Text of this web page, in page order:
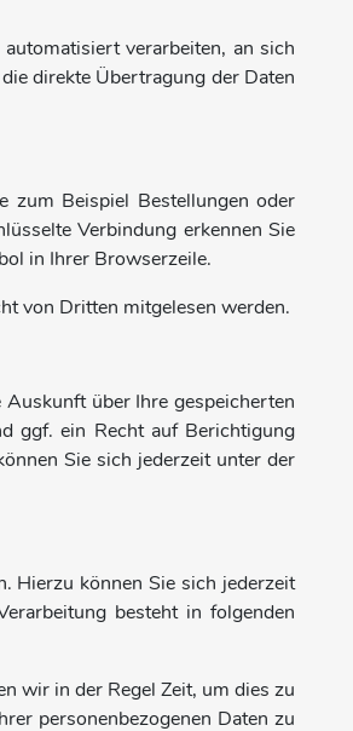
verarbeiten, an sich
direkte Übertragung der Daten
zum Beispiel Bestellungen oder
Verbindung erkennen Sie
in Ihrer Browserzeile.
von Dritten mitgelesen werden.
über Ihre gespeicherten
ggf. ein Recht auf Berichtigung
Sie sich jederzeit unter der
Hierzu können Sie sich jederzeit
besteht in folgenden
wir in der Regel Zeit, um dies zu
personenbezogenen Daten zu